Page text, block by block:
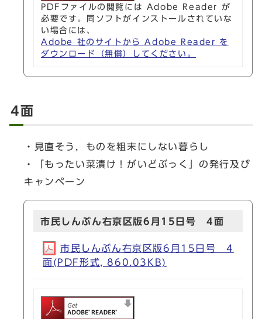
PDFファイルの閲覧には Adobe Reader が
必要です。同ソフトがインストールされていな
い場合には、
Adobe 社のサイトから Adobe Reader を
ダウンロード（無償）してください。
4面
・見直そう，ものを粗末にしない暮らし
・「もったい菜漬け！がいどぶっく」の発行及び
キャンペーン
市民しんぶん右京区版6月15日号 4面
市民しんぶん右京区版6月15日号 4
面(PDF形式, 860.03KB)